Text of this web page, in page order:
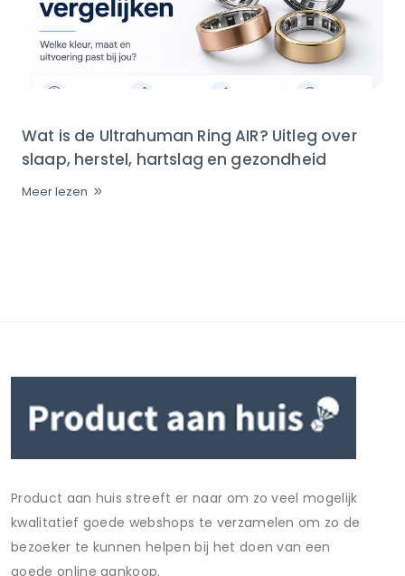
Wat is de Ultrahuman Ring AIR? Uitleg over
slaap, herstel, hartslag en gezondheid
Meer lezen
Product aan huis streeft er naar om zo veel mogelijk
kwalitatief goede webshops te verzamelen om zo de
bezoeker te kunnen helpen bij het doen van een
goede online aankoop.